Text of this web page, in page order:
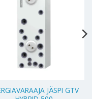
JÄSPI GTV